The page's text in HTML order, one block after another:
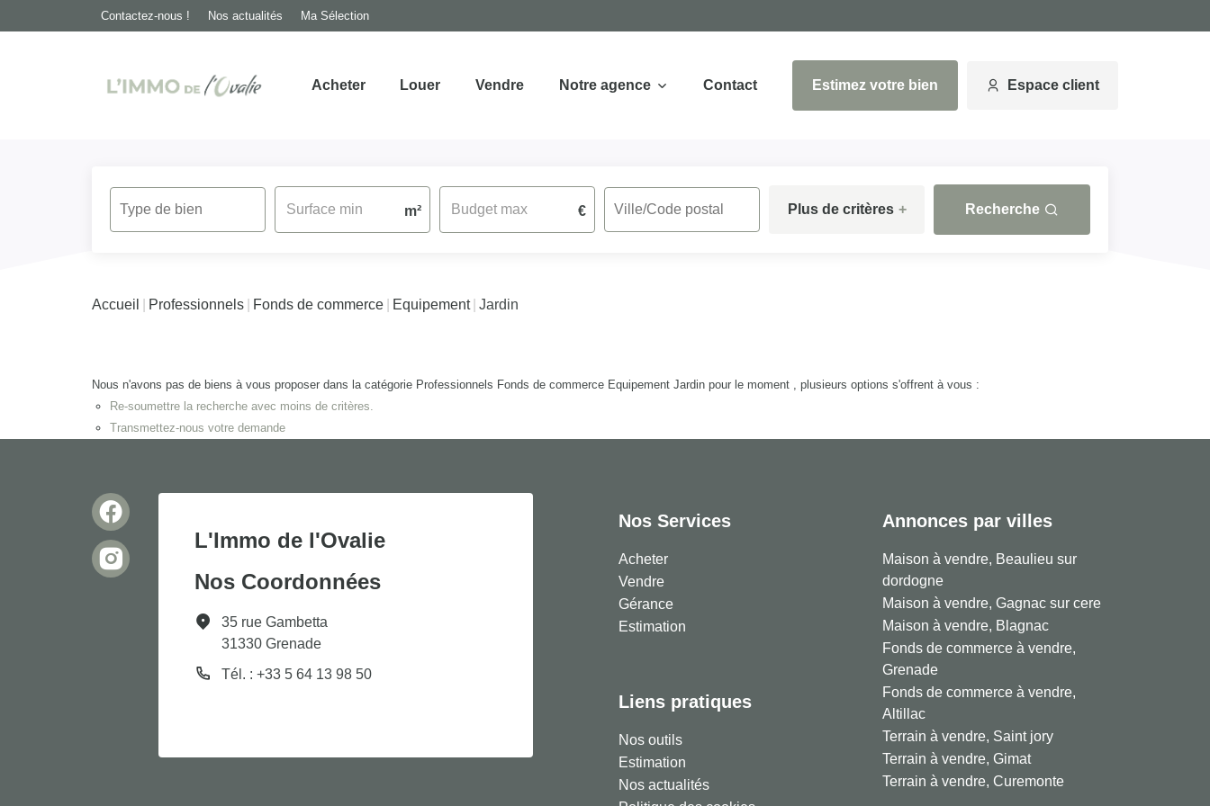
Contactez-nous ! Nos actualités Ma Sélection
Acheter Louer Vendre Notre agence Contact Estimez votre bien Espace client
m² € Plus de critères + Recherche
Accueil Professionnels Fonds de commerce Equipement Jardin
Nous n'avons pas de biens à vous proposer dans la catégorie Professionnels Fonds de commerce Equipement Jardin pour le moment , plusieurs options s'offrent à vous :
Re-soumettre la recherche avec moins de critères.
Transmettez-nous votre demande
L'Immo de l'Ovalie
Nos Coordonnées
35 rue Gambetta
31330 Grenade
Tél. : +33 5 64 13 98 50
Nos Services
Acheter
Vendre
Gérance
Estimation
Liens pratiques
Nos outils
Estimation
Nos actualités
Annonces par villes
Maison à vendre, Beaulieu sur
dordogne
Maison à vendre, Gagnac sur cere
Maison à vendre, Blagnac
Fonds de commerce à vendre,
Grenade
Fonds de commerce à vendre,
Altillac
Terrain à vendre, Saint jory
Terrain à vendre, Gimat
Terrain à vendre, Curemonte